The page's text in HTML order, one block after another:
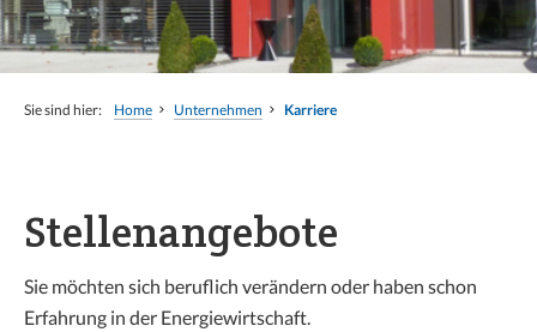
Sie sind hier: Home Unternehmen Karriere
Stellenangebote
Sie möchten sich beruflich verändern oder haben schon
Erfahrung in der Energiewirtschaft.
Schrift verkleinern
Wortabstand vergrößern
Wortabstand verkleinern
Zeilenabstand verkleinern
Graustufen